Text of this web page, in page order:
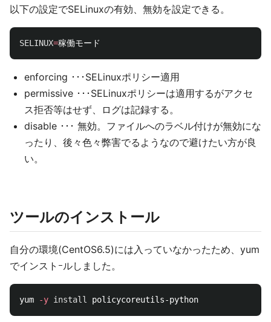
以下の設定でSELinuxの有効、無効を設定できる。
SELINUX=
enforcing ･･･SELinuxポリシー適用
permissive ･･･SELinuxポリシーは適用するがアクセ
ス拒否等はせず、ログは記録する。
disable ･･･ 無効。ファイルへのラベル付けが無効にな
ったり、後々色々弊害でるようなので避けたい方が良
い。
ツールのインストール
自分の環境(CentOS6.5)には入っていなかったため、yum
でインストｰルしました。
yum -y install